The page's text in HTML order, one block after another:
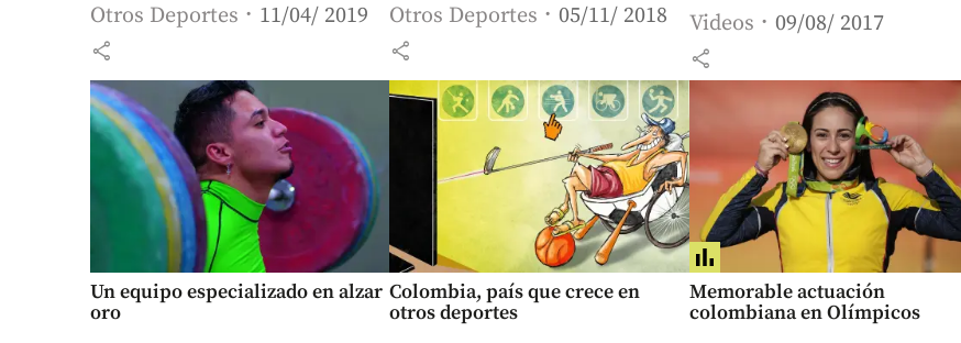
Otros Deportes 11/04/ 2019
share
Otros Deportes 05/11/ 2018
share
Videos 09/08/ 2017
share
Un equipo especializado en alzar
oro
Colombia, país que crece en
otros deportes
Memorable actuación
colombiana en Olímpicos